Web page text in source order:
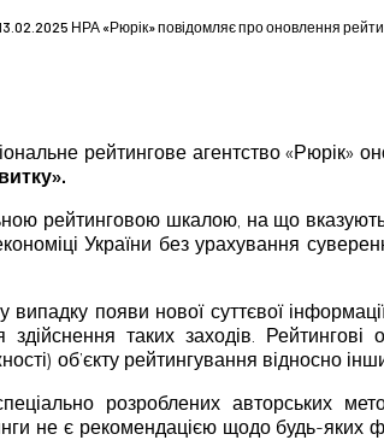
НРА «Рюрік» повідомляє про оновлення
рейтингове агентство «Рюрік»
рейтинговою шкалою, на що
України без урахування
появи нової суттєвої
здійснення таких заходів.
об’єкту рейтингування відносно
розроблених авторських
не є рекомендацією щодо будь-яких